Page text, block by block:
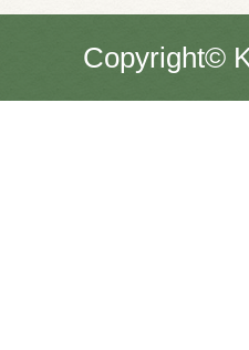
Copyright©